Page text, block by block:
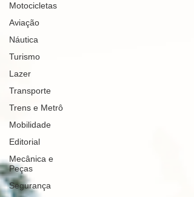
Motocicletas
Aviação
Náutica
Turismo
Lazer
Transporte
Trens e Metrô
Mobilidade
Editorial
Mecânica e
Peças
Segurança